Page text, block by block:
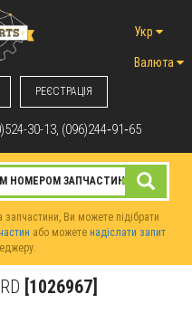
РЕЄСТРАЦІЯ
Укр
Валюта
30-13, (096)244‑91‑65
Ви можете підібрати
або можете надіслати запит
[1026967]